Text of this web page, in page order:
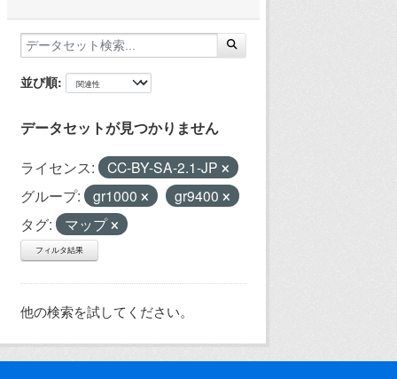
並び順
データセットが見つかりません
ライセンス:
CC-BY-SA-2.1-JP
グループ:
gr1000
gr9400
タグ:
マップ
フィルタ結果
他の検索を試してください。